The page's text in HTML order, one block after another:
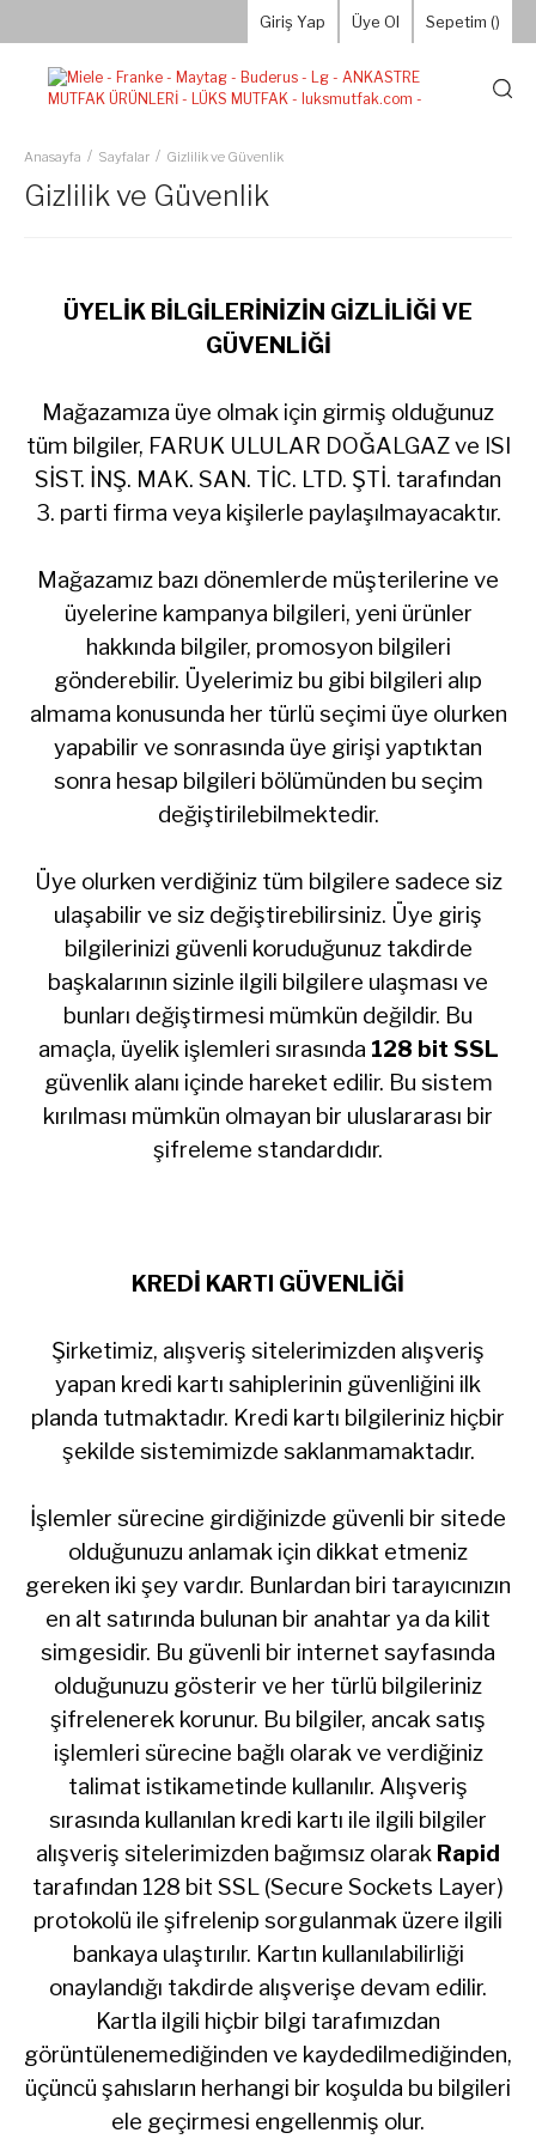
Giriş Yap Üye Ol Sepetim ()
Anasayfa Sayfalar Gizlilik ve Güvenlik
Gizlilik ve Güvenlik
ÜYELİK BİLGİLERİNİZİN GİZLİLİĞİ VE
GÜVENLİĞİ
Mağazamıza üye olmak için girmiş olduğunuz
tüm bilgiler, FARUK ULULAR DOĞALGAZ ve ISI
SİST. İNŞ. MAK. SAN. TİC. LTD. ŞTİ. tarafından
3. parti firma veya kişilerle paylaşılmayacaktır.
Mağazamız bazı dönemlerde müşterilerine ve
üyelerine kampanya bilgileri, yeni ürünler
hakkında bilgiler, promosyon bilgileri
gönderebilir. Üyelerimiz bu gibi bilgileri alıp
almama konusunda her türlü seçimi üye olurken
yapabilir ve sonrasında üye girişi yaptıktan
sonra hesap bilgileri bölümünden bu seçim
değiştirilebilmektedir.
Üye olurken verdiğiniz tüm bilgilere sadece siz
ulaşabilir ve siz değiştirebilirsiniz. Üye giriş
bilgilerinizi güvenli koruduğunuz takdirde
başkalarının sizinle ilgili bilgilere ulaşması ve
bunları değiştirmesi mümkün değildir. Bu
amaçla, üyelik işlemleri sırasında 128 bit SSL
güvenlik alanı içinde hareket edilir. Bu sistem
kırılması mümkün olmayan bir uluslararası bir
şifreleme standardıdır.
KREDİ KARTI GÜVENLİĞİ
Şirketimiz, alışveriş sitelerimizden alışveriş
yapan kredi kartı sahiplerinin güvenliğini ilk
planda tutmaktadır. Kredi kartı bilgileriniz hiçbir
şekilde sistemimizde saklanmamaktadır.
İşlemler sürecine girdiğinizde güvenli bir sitede
olduğunuzu anlamak için dikkat etmeniz
gereken iki şey vardır. Bunlardan biri tarayıcınızın
en alt satırında bulunan bir anahtar ya da kilit
simgesidir. Bu güvenli bir internet sayfasında
olduğunuzu gösterir ve her türlü bilgileriniz
şifrelenerek korunur. Bu bilgiler, ancak satış
işlemleri sürecine bağlı olarak ve verdiğiniz
talimat istikametinde kullanılır. Alışveriş
sırasında kullanılan kredi kartı ile ilgili bilgiler
alışveriş sitelerimizden bağımsız olarak Rapid
tarafından 128 bit SSL (Secure Sockets Layer)
protokolü ile şifrelenip sorgulanmak üzere ilgili
bankaya ulaştırılır. Kartın kullanılabilirliği
onaylandığı takdirde alışverişe devam edilir.
Kartla ilgili hiçbir bilgi tarafımızdan
görüntülenemediğinden ve kaydedilmediğinden,
üçüncü şahısların herhangi bir koşulda bu bilgileri
ele geçirmesi engellenmiş olur.